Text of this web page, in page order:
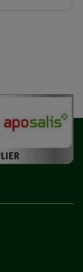
Nutzung
für Sie
hierfür
soziale